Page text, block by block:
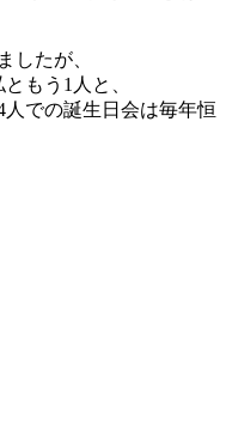
したが、
もう1人と、
での誕生日会は毎年恒